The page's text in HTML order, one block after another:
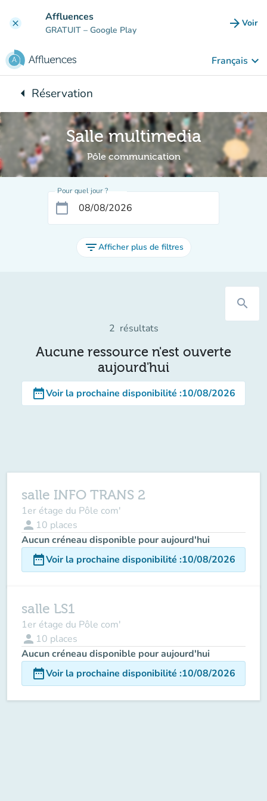
clear Affluences
GRATUIT – Google Play arrow_forward Voir
Français keyboard_arrow_down
arrow_leftRetour à :
Réservation
Salle multimedia
Pôle communication
Pour quel jour ?
calendar_today
filter_listAfficher plus de filtres
search
2 résultats
Aucune ressource n'est ouverte
aujourd'hui
date_rangeVoir la prochaine disponibilité :10/08/2026
salle INFO TRANS 2
1er étage du Pôle com'
person 10 places
Aucun créneau disponible pour aujourd'hui
date_rangeVoir la prochaine disponibilité :10/08/2026
salle LS1
1er étage du Pôle com'
person 10 places
Aucun créneau disponible pour aujourd'hui
date_rangeVoir la prochaine disponibilité :10/08/2026